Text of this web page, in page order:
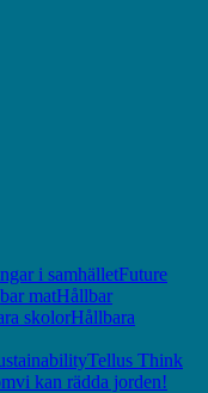
i samhälletFuture
matHållbar
skolorHållbara
Tellus Think
vi kan rädda jorden!